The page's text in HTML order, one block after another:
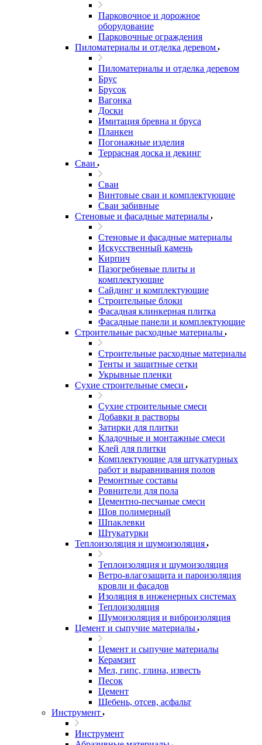
Парковочное и дорожное
оборудование
Парковочные ограждения
Пиломатериалы и отделка деревом
Пиломатериалы и отделка деревом
Брус
Брусок
Вагонка
Доски
Имитация бревна и бруса
Планкен
Погонажные изделия
Террасная доска и декинг
Сваи
Сваи
Винтовые сваи и комплектующие
Сваи забивные
Стеновые и фасадные материалы
Стеновые и фасадные материалы
Искусственный камень
Кирпич
Пазогребневые плиты и
комплектующие
Сайдинг и комплектующие
Строительные блоки
Фасадная клинкерная плитка
Фасадные панели и комплектующие
Строительные расходные материалы
Строительные расходные материалы
Тенты и защитные сетки
Укрывные пленки
Сухие строительные смеси
Сухие строительные смеси
Добавки в растворы
Затирки для плитки
Кладочные и монтажные смеси
Клей для плитки
Комплектующие для штукатурных
работ и выравнивания полов
Ремонтные составы
Ровнители для пола
Цементно-песчаные смеси
Шов полимерный
Шпаклевки
Штукатурки
Теплоизоляция и шумоизоляция
Теплоизоляция и шумоизоляция
Ветро-влагозащита и пароизоляция
кровли и фасадов
Изоляция в инженерных системах
Теплоизоляция
Шумоизоляция и виброизоляция
Цемент и сыпучие материалы
Цемент и сыпучие материалы
Керамзит
Мел, гипс, глина, известь
Песок
Цемент
Щебень, отсев, асфальт
Инструмент
Инструмент